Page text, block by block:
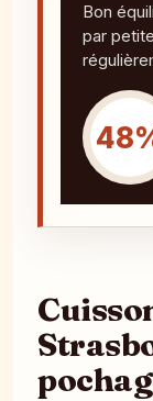
Bon
par